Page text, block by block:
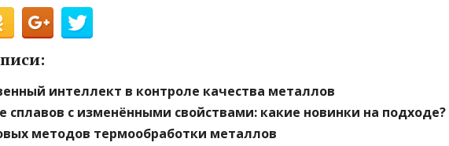
интеллект в контроле качества металлов
сплавов с изменёнными свойствами: какие новинки на подходе?
методов термообработки металлов